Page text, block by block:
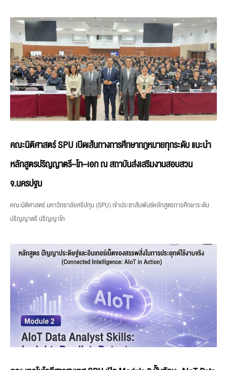
คณะนิติศาสตร์ SPU เปิดเส้นทางการศึกษากฎหมายทุกระดับ แนะนำ
หลักสูตรปริญญาตรี–โท–เอก ณ สถาบันส่งเสริมงานสอบสวน
จ.นครปฐม
คณะนิติศาสตร์ มหาวิทยาลัยศรีปทุม (SPU) เข้าประชาสัมพันธ์หลักสูตรการศึกษาระดับ
ปริญญาตรี ปริญญาโท